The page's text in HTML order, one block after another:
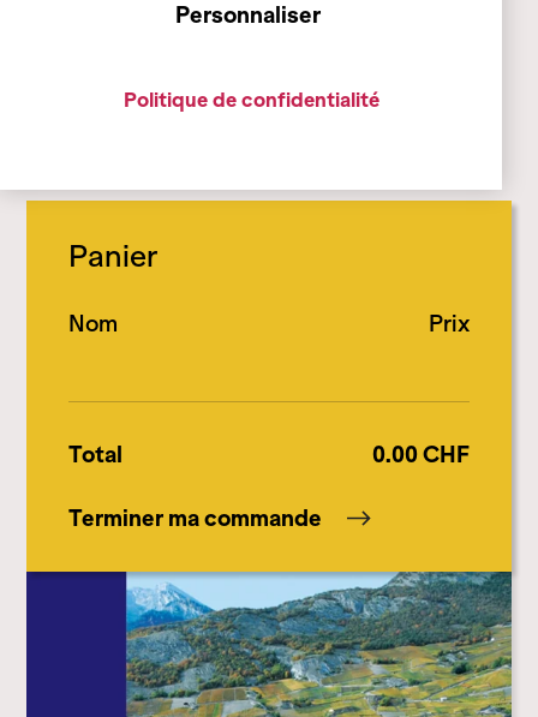
en Valais : des origines à nos
Panier
Nom Prix
Total 0.00CHF
Terminer ma commande
Personnaliser
Politique de confidentialité